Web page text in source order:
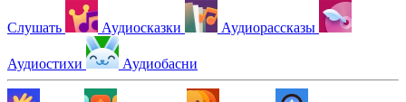
Слушать Аудиосказки Аудиорассказы
Аудиостихи Аудиобасни